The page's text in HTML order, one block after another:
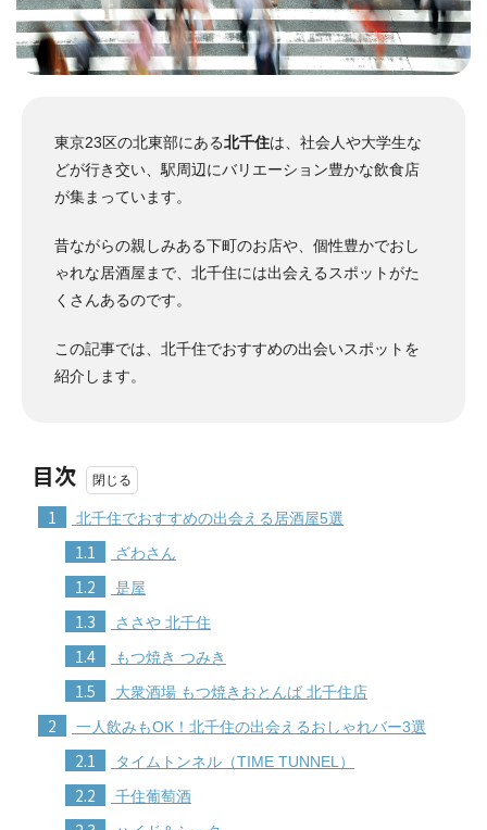
東京23区の北東部にある北千住は、社会人や大学生な
どが行き交い、駅周辺にバリエーション豊かな飲食店
が集まっています。
昔ながらの親しみある下町のお店や、個性豊かでおし
ゃれな居酒屋まで、北千住には出会えるスポットがた
くさんあるのです。
この記事では、北千住でおすすめの出会いスポットを
紹介します。
目次
1 北千住でおすすめの出会える居酒屋5選
1.1 ざわさん
1.2 是屋
1.3 ささや 北千住
1.4 もつ焼き つみき
1.5 大衆酒場 もつ焼きおとんば 北千住店
2 一人飲みもOK！北千住の出会えるおしゃれバー3選
2.1 タイムトンネル（TIME TUNNEL）
2.2 千住葡萄酒